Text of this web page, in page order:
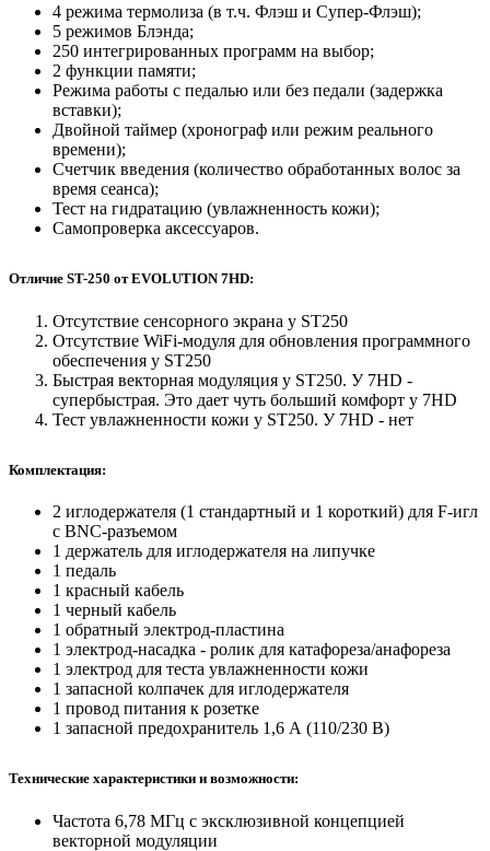
4 режима термолиза (в т.ч. Флэш и Супер-Флэш);
5 режимов Блэнда;
250 интегрированных программ на выбор;
2 функции памяти;
Режима работы с педалью или без педали (задержка
вставки);
Двойной таймер (хронограф или режим реального
времени);
Счетчик введения (количество обработанных волос за
время сеанса);
Тест на гидратацию (увлажненность кожи);
Самопроверка аксессуаров.
Отличие ST-250 от EVOLUTION 7HD:
Отсутствие сенсорного экрана у ST250
Отсутствие WiFi-модуля для обновления программного
обеспечения у ST250
Быстрая векторная модуляция у ST250. У 7HD -
супербыстрая. Это дает чуть больший комфорт у 7HD
Тест увлажненности кожи у ST250. У 7HD - нет
Комплектация:
2 иглодержателя (1 стандартный и 1 короткий) для F-игл
с BNC-разъемом
1 держатель для иглодержателя на липучке
1 педаль
1 красный кабель
1 черный кабель
1 обратный электрод-пластина
1 электрод-насадка - ролик для катафореза/анафореза
1 электрод для теста увлажненности кожи
1 запасной колпачек для иглодержателя
1 провод питания к розетке
1 запасной предохранитель 1,6 А (110/230 В)
Технические характеристики и возможности:
Частота 6,78 МГц с эксклюзивной концепцией
векторной модуляции